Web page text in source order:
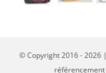
© Copyright 2016 -2026 |
référencement